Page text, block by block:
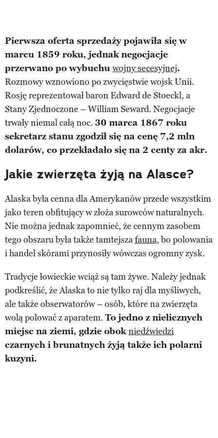
Pierwsza oferta sprzedaży pojawiła się w
marcu 1859 roku, jednak negocjacje
przerwano po wybuchu wojny secesyjnej.
Rozmowy wznowiono po zwycięstwie wojsk Unii.
Rosję reprezentował baron Edward de Stoeckl, a
Stany Zjednoczone – William Seward. Negocjacje
trwały niemal całą noc. 30 marca 1867 roku
sekretarz stanu zgodził się na cenę 7,2 mln
dolarów, co przekładało się na 2 centy za akr.
Jakie zwierzęta żyją na Alasce?
Alaska była cenna dla Amerykanów przede wszystkim
jako teren obfitujący w złoża surowców naturalnych.
Nie można jednak zapomnieć, że cennym zasobem
tego obszaru była także tamtejszafauna, bo polowania
i handel skórami przynosiły wówczas ogromny zysk.
Tradycje łowieckie wciąż są tam żywe. Należy jednak
podkreślić, że Alaska to nie tylko raj dla myśliwych,
ale także obserwatorów – osób, które na zwierzęta
wolą polować z aparatem. To jedno z nielicznych
miejsc na ziemi, gdzie obokniedźwiedzi
czarnych i brunatnych żyją także ich polarni
kuzyni.